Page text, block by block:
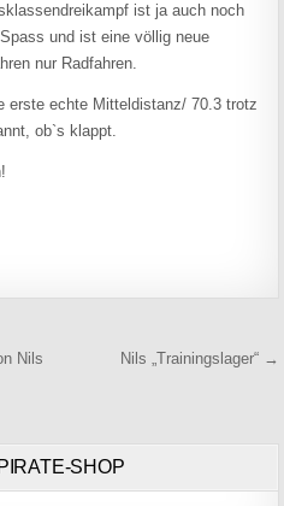
ist ja auch noch
und ist eine völlig neue
nur Radfahren.
erste echte Mitteldistanz/ 70.3 trotz
ob`s klappt.
Nils Nils „Trainingslager“ →
SHOP